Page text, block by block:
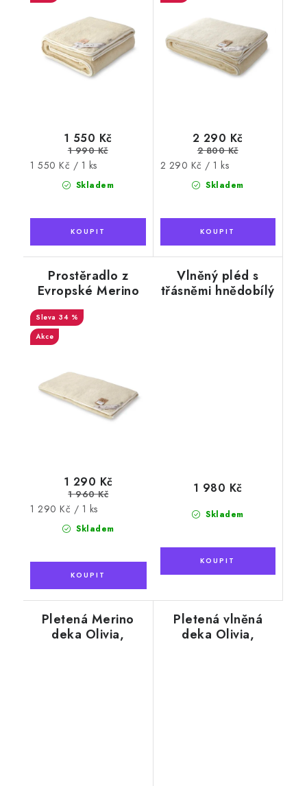
Skladem
1 550 Kč
1 990 Kč
Měrná
1 550 Kč / 1 ks
Skladem
2 290 Kč
2 800 Kč
Měrná
2 290 Kč / 1 ks
Prostěradlo z
Evropské Merino
ovčí vlny 90x200
cm
34 %
Akce
Skladem
1 290 Kč
1 960 Kč
Měrná
1 290 Kč / 1 ks
Vlněný pléd s
třásněmi hnědobílý
Skladem
1 980 Kč
Pletená Merino
deka Olivia,
Pletená vlněná
deka Olivia,